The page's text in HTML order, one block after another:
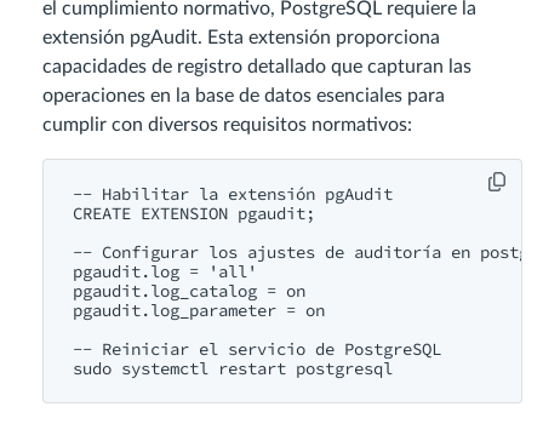
el cumplimiento normativo, PostgreSQL requiere la
extensión pgAudit. Esta extensión proporciona
capacidades de registro detallado que capturan las
operaciones en la base de datos esenciales para
cumplir con diversos requisitos normativos:
-- Habilitar la extensión pgAudit
CREATE EXTENSION pgaudit;
-- Configurar los ajustes de auditoría en
pgaudit.log = 'all'
pgaudit.log_catalog = on
pgaudit.log_parameter = on
-- Reiniciar el servicio de PostgreSQL